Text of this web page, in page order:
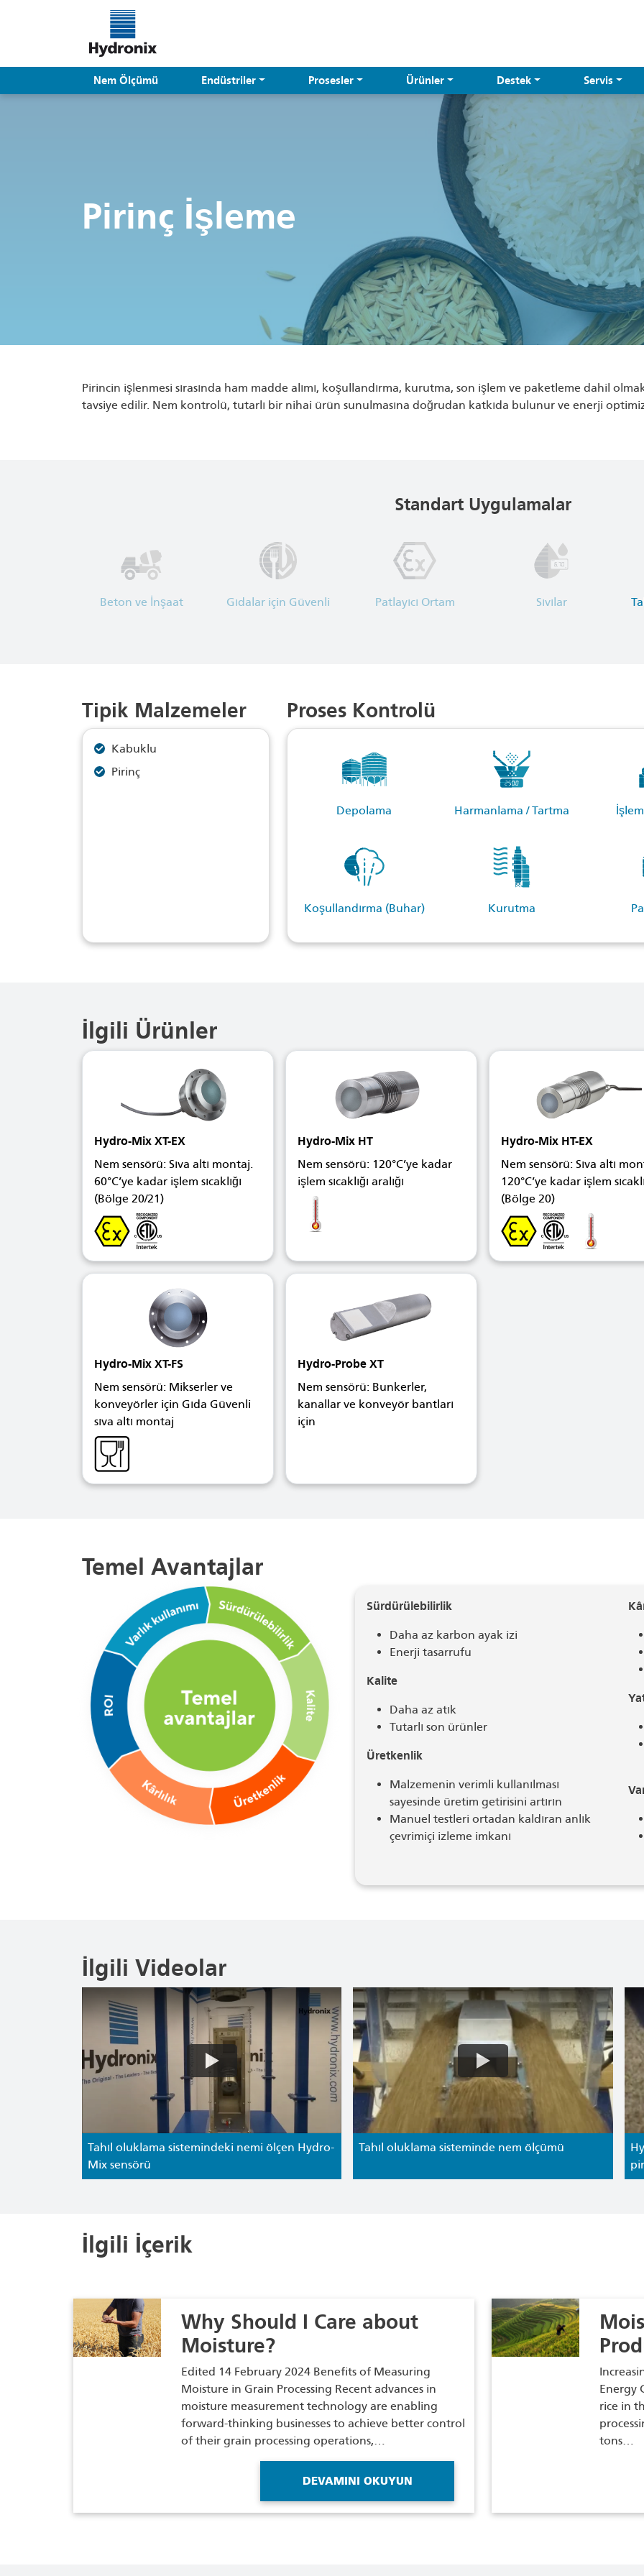
Nem Ölçümü Endüstriler Prosesler Ürünler Destek Servis
Pirinç İşleme
Pirincin işlenmesi sırasında ham madde alımı, koşullandırma, kurutma, son işlem ve paketleme dahil
tavsiye edilir. Nem kontrolü, tutarlı bir nihai ürün sunulmasına doğrudan katkıda bulunur ve enerji
Standart Uygulamalar
Beton ve İnşaat Gıdalar için Güvenli Patlayıcı Ortam Sıvılar
Tipik Malzemeler
Kabuklu
Pirinç
Proses Kontrolü
Depolama Harmanlama / Tartma
Koşullandırma (Buhar) Kurutma
İlgili Ürünler
Hydro-Mix XT-EX
Nem sensörü: Sıva altı montaj.
60°C’ye kadar işlem sıcaklığı
(Bölge 20/21)
Hydro-Mix HT
Nem sensörü: 120°C’ye kadar
işlem sıcaklığı aralığı
Hydro-Mix HT-EX
Nem sensörü: Sıva altı
120°C’ye kadar işlem
(Bölge 20)
Hydro-Mix XT-FS
Nem sensörü: Mikserler ve
konveyörler için Gıda Güvenli
sıva altı montaj
Hydro-Probe XT
Nem sensörü: Bunkerler,
kanallar ve konveyör bantları
için
Temel Avantajlar
Sürdürülebilirlik
Daha az karbon ayak izi
Enerji tasarrufu
Kalite
Daha az atık
Tutarlı son ürünler
Üretkenlik
Malzemenin verimli kullanılması
sayesinde üretim getirisini artırın
Manuel testleri ortadan kaldıran anlık
çevrimiçi izleme imkanı
İlgili Videolar
Tahıl oluklama sistemindeki nemi ölçen Hydro-
Mix sensörü
Tahıl oluklama sisteminde nem ölçümü
İlgili İçerik
Why Should I Care about
Moisture?
Edited 14 February 2024 Benefits of Measuring
Moisture in Grain Processing Recent advances in
moisture measurement technology are enabling
forward-thinking businesses to achieve better control
of their grain processing operations,…
DEVAMINI OKUYUN
Energy
rice in
tons…